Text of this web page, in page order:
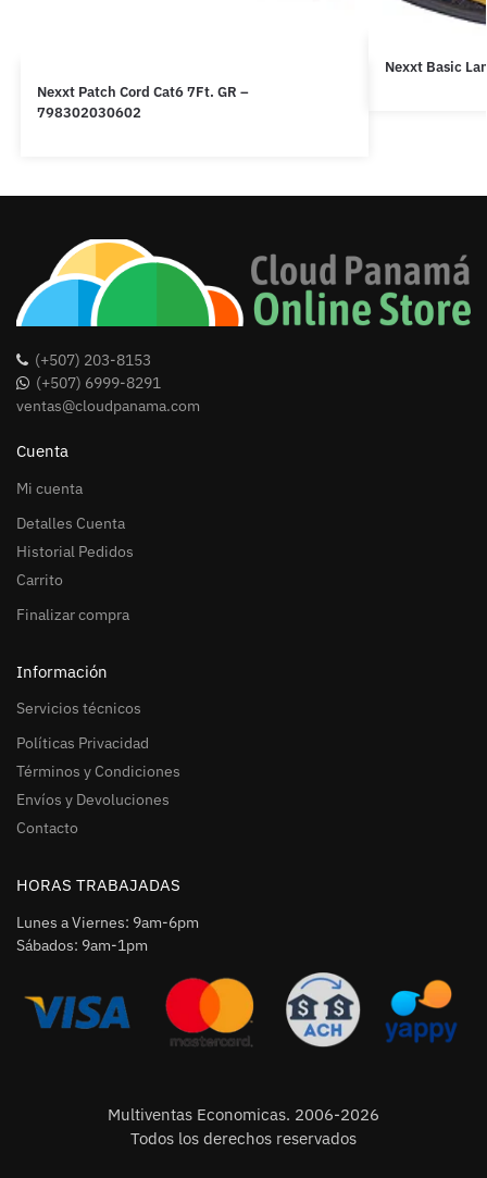
Nexxt Patch Cord Cat6 7Ft. GR –
798302030602
Nexxt Basic
(+507) 203-8153
(+507) 6999-8291
ventas@cloudpanama.com
Cuenta
Mi cuenta
Detalles Cuenta
Historial Pedidos
Carrito
Finalizar compra
Información
Servicios técnicos
Políticas Privacidad
Términos y Condiciones
Envíos y Devoluciones
Contacto
HORAS TRABAJADAS
Lunes a Viernes: 9am-6pm
Sábados: 9am-1pm
Multiventas Economicas. 2006-2026
Todos los derechos reservados